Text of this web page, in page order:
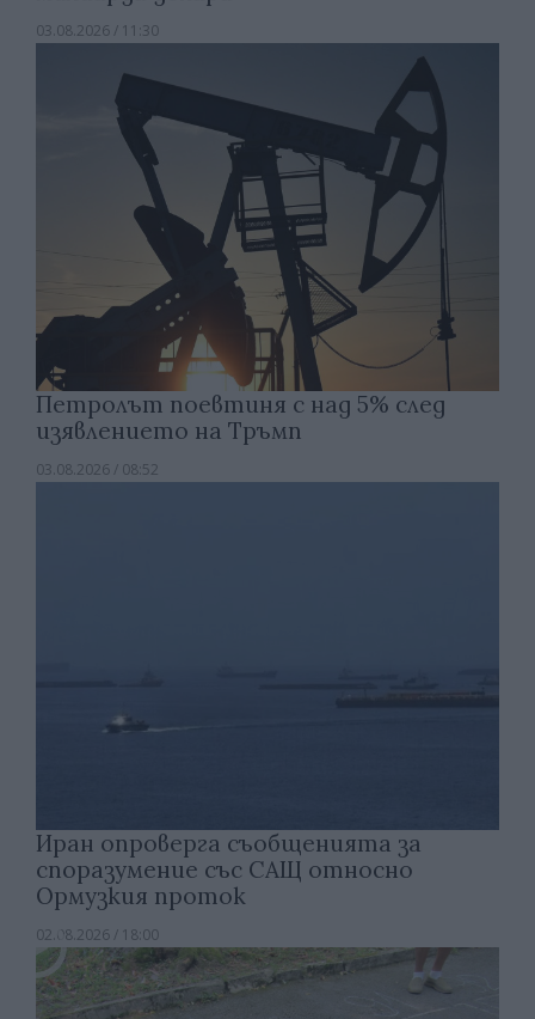
03.08.2026 / 11:30
Петролът поевтиня с над 5% след
изявлението на Тръмп
03.08.2026 / 08:52
Иран опроверга съобщенията за
споразумение със САЩ относно
Ормузкия проток
02.08.2026 / 18:00